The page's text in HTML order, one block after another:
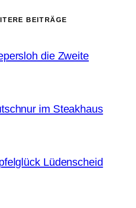
BEITRÄGE
die Zweite
im Steakhaus
Lüdenscheid